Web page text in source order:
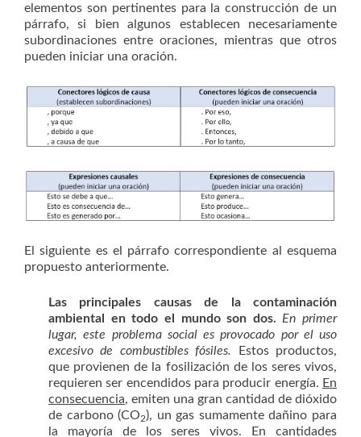
elementos son pertinentes para la construcción de un
párrafo, si bien algunos establecen necesariamente
subordinaciones entre oraciones, mientras que otros
pueden iniciar una oración.
El siguiente es el párrafo correspondiente al esquema
propuesto anteriormente.
Las principales causas de la contaminación
ambiental en todo el mundo son dos. En primer
lugar, este problema social es provocado por el uso
excesivo de combustibles fósiles. Estos productos,
que provienen de la fosilización de los seres vivos,
requieren ser encendidos para producir energía. En
consecuencia, emiten una gran cantidad de dióxido
de carbono (CO2), un gas sumamente dañino para
la mayoría de los seres vivos. En cantidades